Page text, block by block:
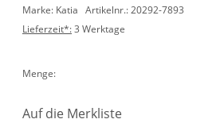
Marke: Katia Artikelnr.: 20292-7893
Lieferzeit*:3 Werktage
Menge:
Auf die Merkliste